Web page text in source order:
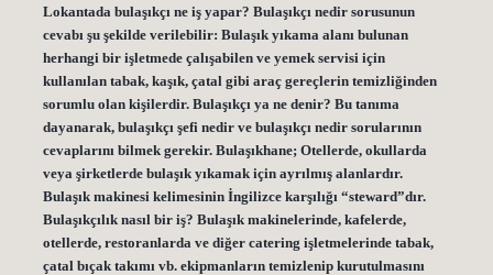
Lokantada bulaşıkçı ne iş yapar? Bulaşıkçı nedir sorusunun
cevabı şu şekilde verilebilir: Bulaşık yıkama alanı bulunan
herhangi bir işletmede çalışabilen ve yemek servisi için
kullanılan tabak, kaşık, çatal gibi araç gereçlerin temizliğinden
sorumlu olan kişilerdir. Bulaşıkçı ya ne denir? Bu tanıma
dayanarak, bulaşıkçı şefi nedir ve bulaşıkçı nedir sorularının
cevaplarını bilmek gerekir. Bulaşıkhane; Otellerde, okullarda
veya şirketlerde bulaşık yıkamak için ayrılmış alanlardır.
Bulaşık makinesi kelimesinin İngilizce karşılığı “steward”dır.
Bulaşıkçılık nasıl bir iş? Bulaşık makinelerinde, kafelerde,
otellerde, restoranlarda ve diğer catering işletmelerinde tabak,
çatal bıçak takımı vb. ekipmanların temizlenip kurutulmasını